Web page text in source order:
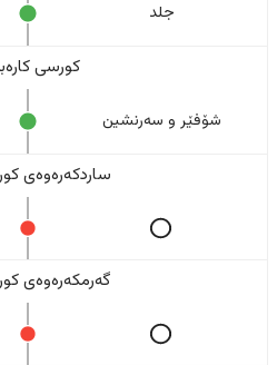
جلد
کورسی
شۆفێر و سەرنشین
ساردکەرەوەی
گەرمکەرەوەی